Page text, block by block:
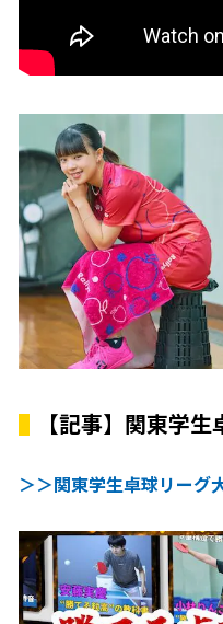
【記事】関東学
＞＞関東学生卓球リーグ